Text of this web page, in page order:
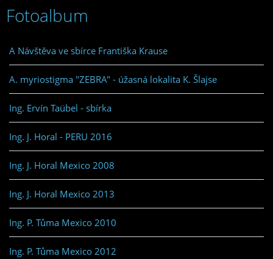
Fotoalbum
A Návštěva ve sbírce Františka Krause
A. myriostigma "ZEBRA" - úžasná lokalita K. Šlajse
Ing. Ervín Taübel - sbírka
Ing. J. Horal - PERU 2016
Ing. J. Horal Mexico 2008
Ing. J. Horal Mexico 2013
Ing. P. Tůma Mexico 2010
Ing. P. Tůma Mexico 2012